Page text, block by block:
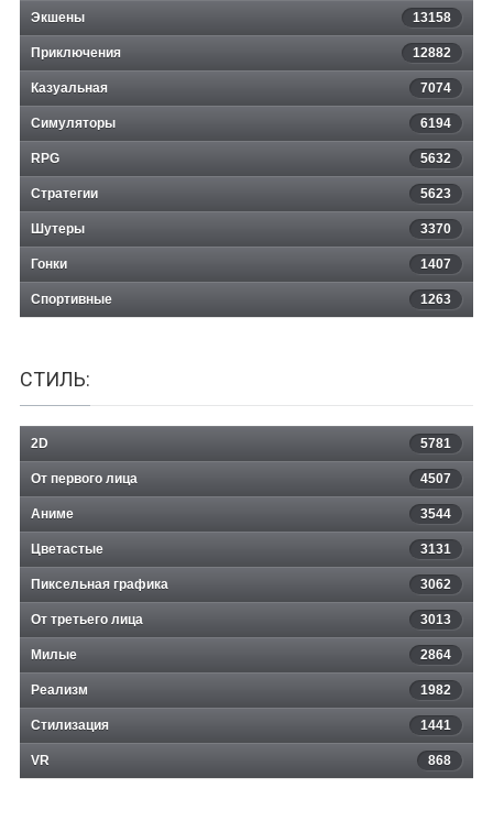
Экшены 13158
Приключения 12882
Казуальная 7074
Симуляторы 6194
RPG 5632
Стратегии 5623
Шутеры 3370
Гонки 1407
Спортивные 1263
СТИЛЬ:
2D 5781
От первого лица 4507
Аниме 3544
Цветастые 3131
Пиксельная графика 3062
От третьего лица 3013
Милые 2864
Реализм 1982
Стилизация 1441
VR 868